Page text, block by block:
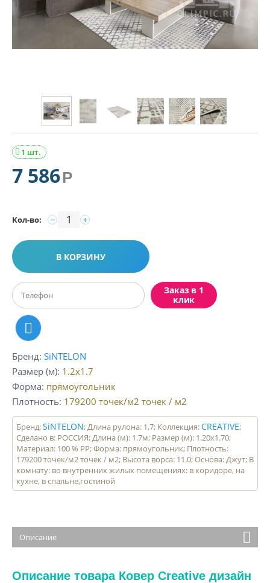
1 шт.

7 586Р
Кол-во: +
−
В КОРЗИНУ
Заказ в 1
клик
Бренд SiNTELON
Размер (м) 1.2x1.7
Форма прямоугольник
Плотность 179200 точек/м2 точек / м2
Бренд:SiNTELON; Длина рулона: 1,7; Коллекция:CREATIVE;
Сделано в: РОССИЯ; Длина (м): 1.7м; Размер (м): 1.20x1.70;
Материал: 100 % PP; Форма: прямоугольник; Плотность:
179200 точек/м2 точек / м2; Высота ворса: 11.0; Основа: Джут; В
комнату: во внутренних жилых помещениях: в коридоре, на
кухне, в спальне,гостиной
Описание
Описание товара Ковер Creative дизайн